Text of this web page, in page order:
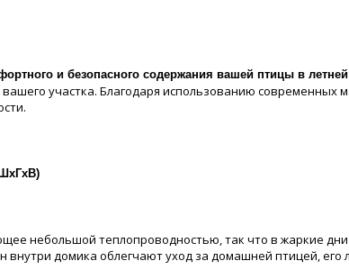
и безопасного содержания вашей птицы в
участка. Благодаря использованию современных
небольшой теплопроводностью, так что в жаркие
домика облегчают уход за домашней птицей, его